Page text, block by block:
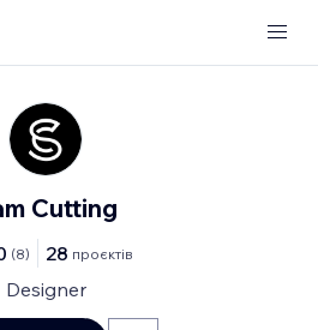
Cutting
(8) 28 проєктів
Designer